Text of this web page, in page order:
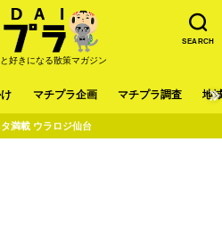
SEARCH
好きになる散策マガジン
マチプラ企画 マチプラ調査 地
満載 ウラロジ仙台